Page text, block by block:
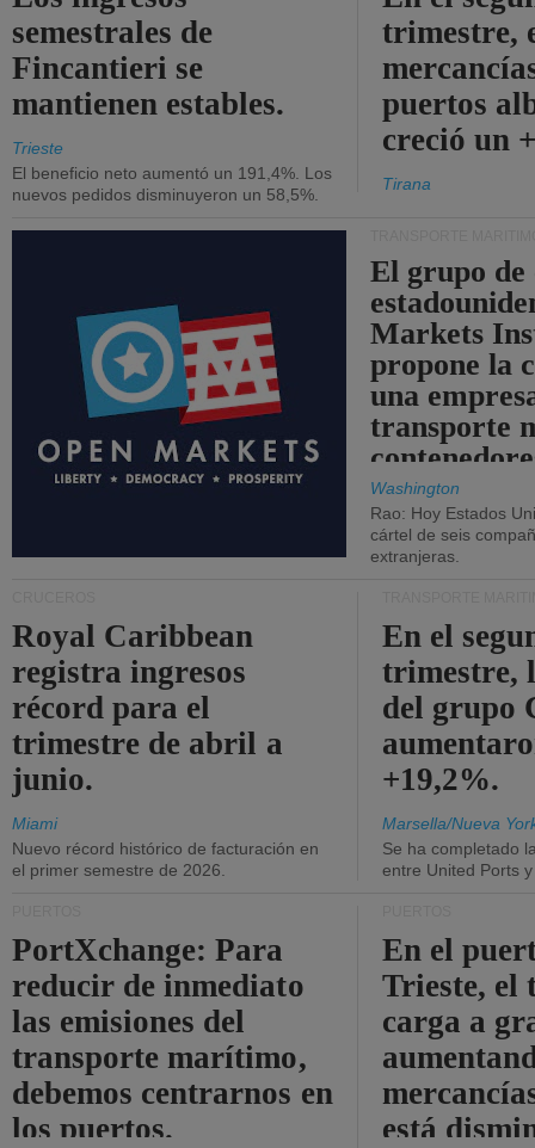
semestrales de
Fincantieri se
mantienen estables.
Trieste
El beneficio neto aumentó un 191,4%. Los
nuevos pedidos disminuyeron un 58,5%.
trimestre,
puertos
creció un
Tirana
El grupo de
Markets
propone la
una
transporte
Washington
Rao: Hoy Estados
cártel de seis
extranjeras.
Royal Caribbean
registra ingresos
récord para el
trimestre de abril a
junio.
Miami
Nuevo récord histórico de facturación en
el primer semestre de 2026.
En el
trimestre,
del grupo
+19,2%.
Marsella/Nueva
Se ha completado
entre United Ports
PortXchange: Para
reducir de inmediato
las emisiones del
transporte marítimo,
debemos centrarnos en
los puertos.
En el
Trieste, el
carga a
está